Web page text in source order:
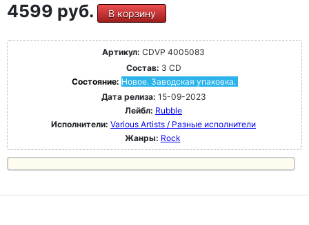
4599 руб. В корзину
Артикул: CDVP 4005083
Состав: 3 CD
Состояние: Новое. Заводская упаковка.
Дата релиза: 15-09-2023
Лейбл: Rubble
Исполнители: Various Artists / Разные исполнители
Жанры: Rock